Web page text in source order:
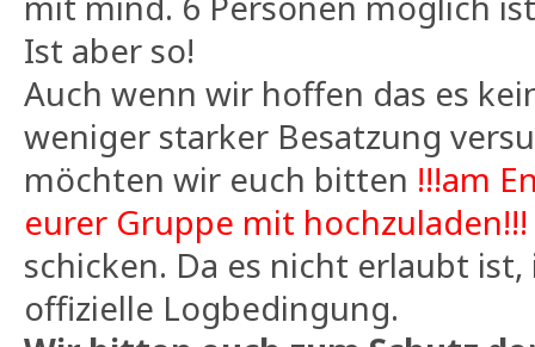
Ist aber so!
Auch wenn wir hoffen das es
weniger starker Besatzung
möchten wir euch bitten !!!am
eurer Gruppe mit hochzuladen!!!
schicken. Da es nicht erlaubt ist,
offizielle Logbedingung.